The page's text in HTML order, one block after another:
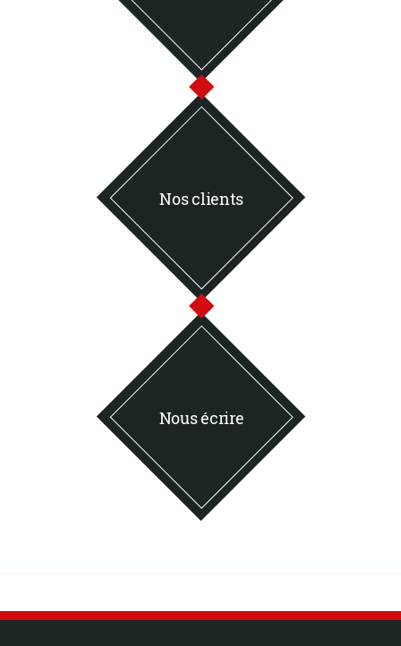
Nos clients
Nous écrire